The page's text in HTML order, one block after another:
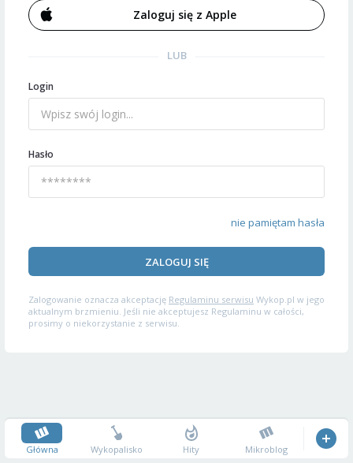
Zaloguj się z Apple
LUB
Login
Hasło
nie pamiętam hasła
ZALOGUJ SIĘ
Zalogowanie oznacza akceptację Regulaminu serwisu Wykop.pl w jego
aktualnym brzmieniu. Jeśli nie akceptujesz Regulaminu w całości,
prosimy o niekorzystanie z serwisu.
Główna Wykopalisko Hity Mikroblog